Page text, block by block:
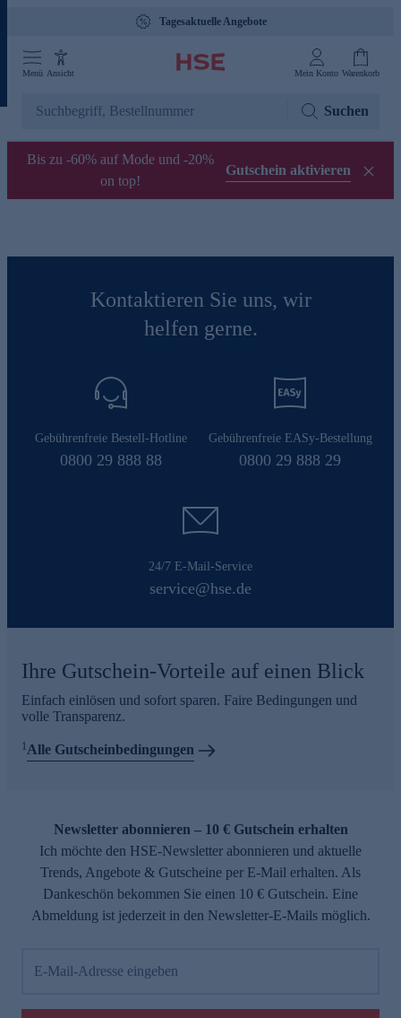
Tagesaktuelle Angebote
Menü Ansicht Mein Konto Warenkorb
Suchen
Bis zu -60% auf Mode und -20%
on top!
Gutschein aktivieren
Kontaktieren Sie uns, wir
helfen gerne.
Gebührenfreie Bestell-Hotline
0800 29 888 88
Gebührenfreie EASy-Bestellung
0800 29 888 29
24/7 E-Mail-Service
service@hse.de
Ihre Gutschein-Vorteile auf einen Blick
Einfach einlösen und sofort sparen. Faire Bedingungen und
volle Transparenz.
1Alle Gutscheinbedingungen
Newsletter abonnieren – 10 € Gutschein erhalten
Ich möchte den HSE-Newsletter abonnieren und aktuelle
Trends, Angebote & Gutscheine per E-Mail erhalten. Als
Dankeschön bekommen Sie einen 10 € Gutschein. Eine
Abmeldung ist jederzeit in den Newsletter-E-Mails möglich.
E-Mail-Adresse eingeben